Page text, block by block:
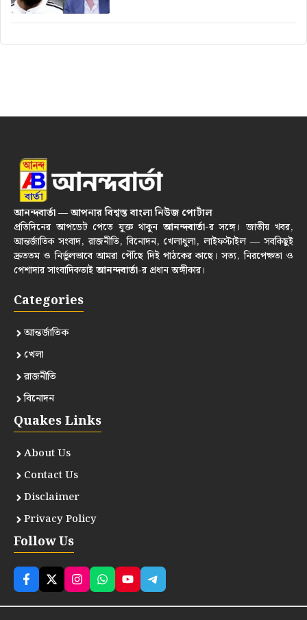
আনন্দবার্তা — আপনার বিশ্বস্ত বাংলা নিউজ পোর্টাল
প্রতিদিনের আপডেট পেতে যুক্ত থাকুনআনন্দবার্তা-র সঙ্গে। জাতীয় খবর,
আন্তর্জাতিক সংবাদ, রাজনীতি, বিনোদন, খেলাধুলা, লাইফস্টাইল — সবকিছুই
দ্রুততম ও নির্ভুলভাবে আমরা পৌঁছে দিই পাঠকের কাছে। সত্য, নিরপেক্ষতা ও
পেশাদার সাংবাদিকতাইআনন্দবার্তা-র প্রধান অঙ্গীকার।
Categories
আন্তর্জাতিক
খেলা
রাজনীতি
বিনোদন
Quakes Links
About Us
Contact Us
Disclaimer
Privacy Policy
Follow Us